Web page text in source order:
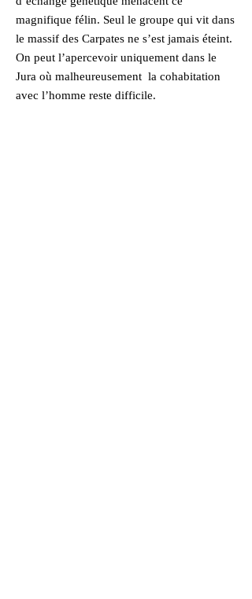
magnifique félin. Seul le groupe qui vit dans
le massif des Carpates ne s’est jamais éteint.
On peut l’apercevoir uniquement dans le
Jura où malheureusement la cohabitation
avec l’homme reste difficile.